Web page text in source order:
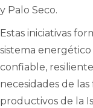
y Palo Seco.
Estas iniciativas
sistema
confiable,
necesidades de
productivos de la